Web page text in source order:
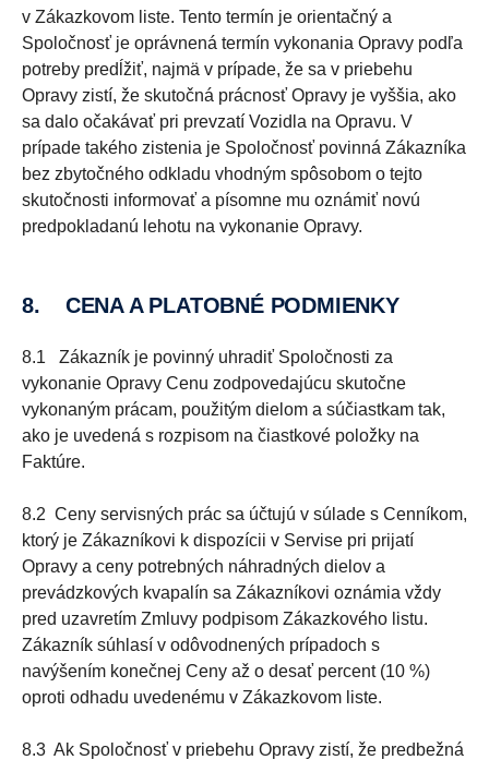
v Zákazkovom liste. Tento termín je orientačný a
Spoločnosť je oprávnená termín vykonania Opravy podľa
potreby predĺžiť, najmä v prípade, že sa v priebehu
Opravy zistí, že skutočná prácnosť Opravy je vyššia, ako
sa dalo očakávať pri prevzatí Vozidla na Opravu. V
prípade takého zistenia je Spoločnosť povinná Zákazníka
bez zbytočného odkladu vhodným spôsobom o tejto
skutočnosti informovať a písomne mu oznámiť novú
predpokladanú lehotu na vykonanie Opravy.
8. CENA A PLATOBNÉ PODMIENKY
8.1 Zákazník je povinný uhradiť Spoločnosti za
vykonanie Opravy Cenu zodpovedajúcu skutočne
vykonaným prácam, použitým dielom a súčiastkam tak,
ako je uvedená s rozpisom na čiastkové položky na
Faktúre.
8.2 Ceny servisných prác sa účtujú v súlade s Cenníkom,
ktorý je Zákazníkovi k dispozícii v Servise pri prijatí
Opravy a ceny potrebných náhradných dielov a
prevádzkových kvapalín sa Zákazníkovi oznámia vždy
pred uzavretím Zmluvy podpisom Zákazkového listu.
Zákazník súhlasí v odôvodnených prípadoch s
navýšením konečnej Ceny až o desať percent (10 %)
oproti odhadu uvedenému v Zákazkovom liste.
8.3 Ak Spoločnosť v priebehu Opravy zistí, že predbežná